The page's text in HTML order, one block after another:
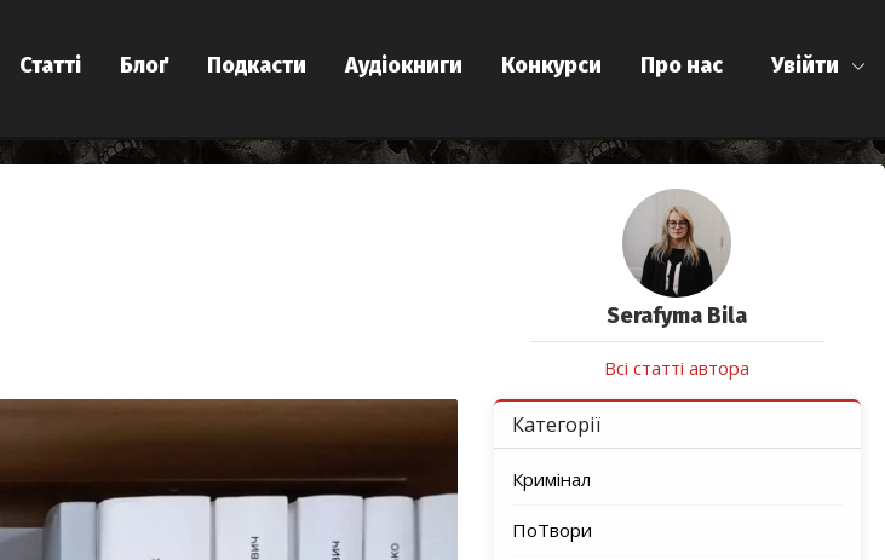
Увійти
Статті Блоґ Подкасти Аудіокниги Конкурси Про нас
Serafyma Bila
Всі статті автора
Категорії
Кримінал
ПоТвори